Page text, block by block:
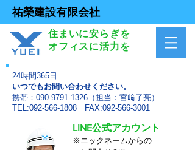
住まいに安らぎを
オフィスに活力を
祐榮建設有限会社
24時間365日
いつでもお問い合わせください。
携帯：090-9791-1326（担当：宮﨑了亮）
TEL:092-566-1808 FAX:092-566-3001
LINE公式アカウント
※ニックネームからの